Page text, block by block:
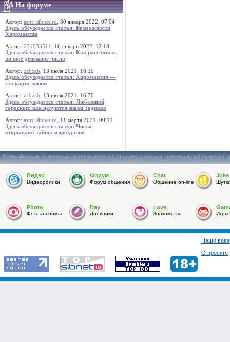
На форуме
Автор: astro.sibnet.ru , 30 января 2022, 07:04
Здесь обсуждается статья: Возможности
Хиромантии
Автор: 271033511
, 16 января 2022, 12:18
Здесь обсуждается статья: Как рассчитать
личное денежное число
Автор: zabzab , 13 июля 2021, 16:30
Здесь обсуждается статья: Хиромантия —
это карта жизни
Автор: zabzab , 13 июля 2021, 16:30
Здесь обсуждается статья: Любовный
гороскоп: как целуются знаки Зодиака
Автор: astro.sibnet.ru , 11 марта 2021, 00:11
Здесь обсуждается статья: Числа
открывают тайны мироздания
Astro.sibnet.ru:астрология,астрологический прогноз,гороскоп,персональный гороскоп,
Видео
Видеоролики
Форум
Форум общения
Chat
Общение on-line
Joke
Photo
Фотоальбомы
Day
Дневники
Love
Знакомства Игры
Наши
О проекте